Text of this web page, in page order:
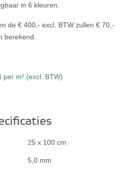
in 6 kleuren.
de € 400,- excl. BTW zullen € 70,-
berekend.
per m² (excl. BTW)
25 x 100 cm
5,0 mm